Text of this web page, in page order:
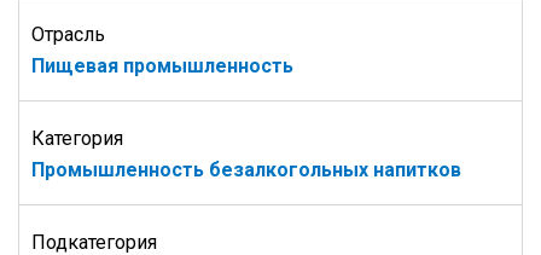
Отрасль
Пищевая промышленность
Категория
Промышленность безалкогольных напитков
Подкатегория